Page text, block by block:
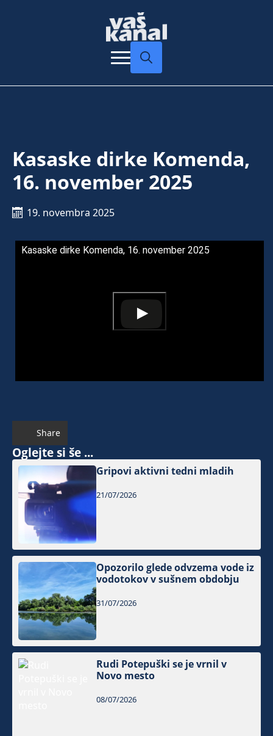
Kasaske dirke Komenda,
16. november 2025
19. novembra 2025
Kasaske dirke Komenda, 16. november 2025
Share
Oglejte si še ...
Gripovi aktivni tedni mladih
21/07/2026
Opozorilo glede odvzema vode iz
vodotokov v sušnem obdobju
31/07/2026
Rudi Potepuški se je vrnil v
Novo mesto
08/07/2026